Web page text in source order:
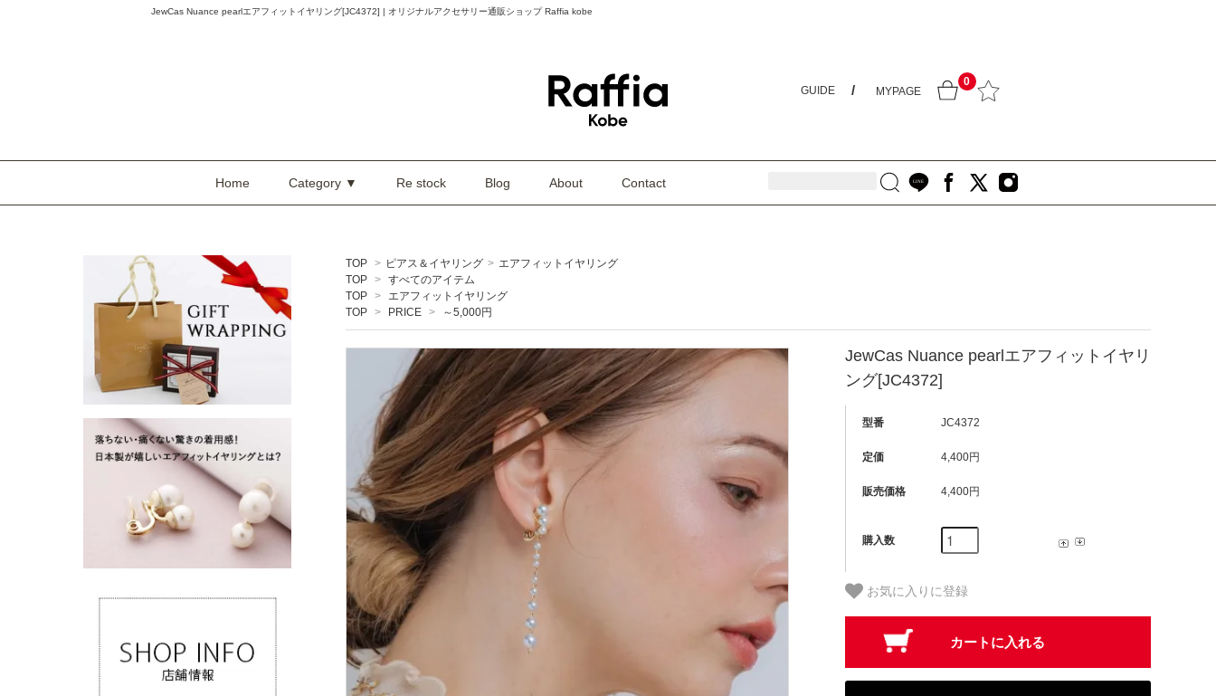
JewCas Nuance pearlエアフィットイヤリング[JC4372] | オリジナルアクセサリー通販ショップ Raffia kobe
GUIDE MYPAGE
0
Home Category ▼ Re stock Blog About Contact
TOP > ピアス＆イヤリング > エアフィットイヤリング
TOP > すべてのアイテム
TOP >
エアフィットイヤリング
TOP > PRICE > ～5,000円
JewCas Nuance pearlエアフィットイヤリ
ング[JC4372]
型番 JC4372
定価 4,400円
販売価格 4,400円
購入数
お気に入りに登録